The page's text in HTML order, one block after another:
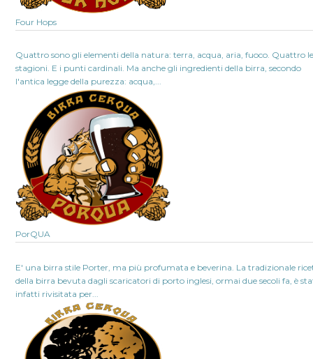
Four Hops
Quattro sono gli elementi della natura: terra, acqua, aria, fuoco. Quattro
stagioni. E i punti cardinali. Ma anche gli ingredienti della birra, secondo
l'antica legge della purezza: acqua,...
PorQUA
E' una birra stile Porter, ma più profumata e beverina. La tradizionale
della birra bevuta dagli scaricatori di porto inglesi, ormai due secoli fa, è
infatti rivisitata per...